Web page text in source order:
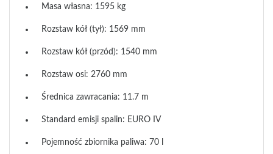
Masa własna: 1595 kg
Rozstaw kół (tył): 1569 mm
Rozstaw kół (przód): 1540 mm
Rozstaw osi: 2760 mm
Średnica zawracania: 11.7 m
Standard emisji spalin: EURO IV
Pojemność zbiornika paliwa: 70 l